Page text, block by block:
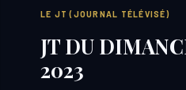
LE JT (JOURNAL TÉLÉVISÉ)
JT DU
2023